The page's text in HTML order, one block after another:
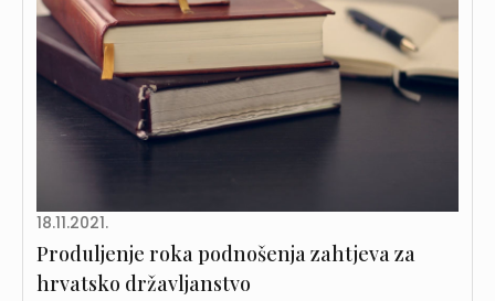
18.11.2021.
Produljenje roka podnošenja zahtjeva za
hrvatsko državljanstvo